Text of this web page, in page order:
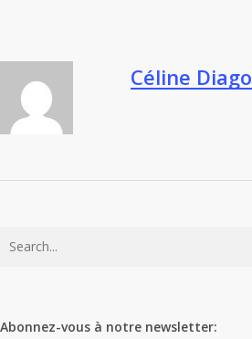
Céline Diago
Abonnez-vous à notre newsletter: